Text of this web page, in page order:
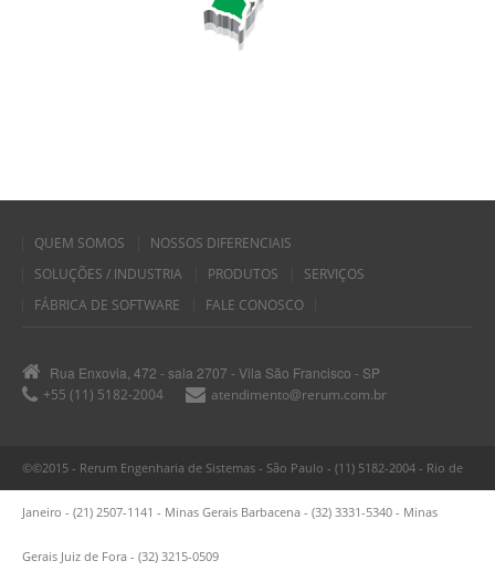
QUEM SOMOS
NOSSOS DIFERENCIAIS
SOLUÇÕES / INDUSTRIA
PRODUTOS
SERVIÇOS
FÁBRICA DE SOFTWARE
FALE CONOSCO
Rua Enxovia, 472 - sala 2707 - Vila São Francisco - SP
+55 (11) 5182-2004
atendimento@rerum.com.br
©©2015 - Rerum Engenharia de Sistemas - São Paulo - (11) 5182-2004 - Rio de
Janeiro - (21) 2507-1141 - Minas Gerais Barbacena - (32) 3331-5340 - Minas
Gerais Juiz de Fora - (32) 3215-0509